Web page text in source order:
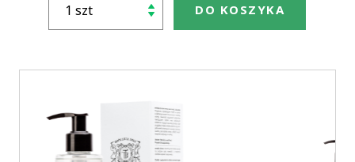
DO KOSZYKA